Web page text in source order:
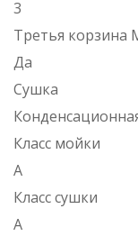
3
Третья корзина
Да
Сушка
Класс мойки
А
Класс сушки
А